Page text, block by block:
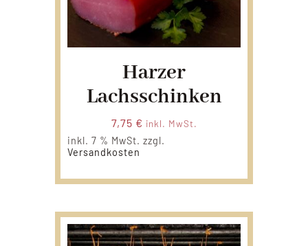
Harzer
Lachsschinken
7,75 € inkl. MwSt.
inkl. 7 % MwSt. zzgl.
Versandkosten